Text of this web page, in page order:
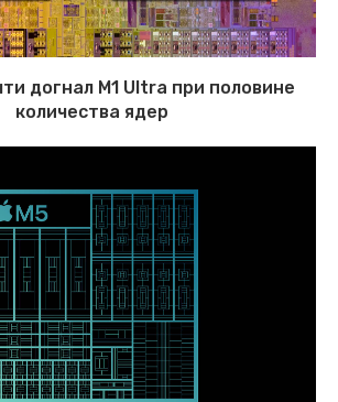
догнал M1 Ultra при половине
количества ядер